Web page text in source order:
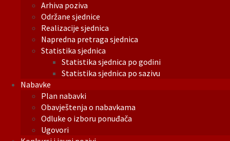
Arhiva poziva
Održane sjednice
Realizacije sjednica
Napredna pretraga sjednica
Statistika sjednica
Statistika sjednica po godini
Statistika sjednica po sazivu
Nabavke
Plan nabavki
Obavještenja o nabavkama
Odluke o izboru ponuđača
Ugovori